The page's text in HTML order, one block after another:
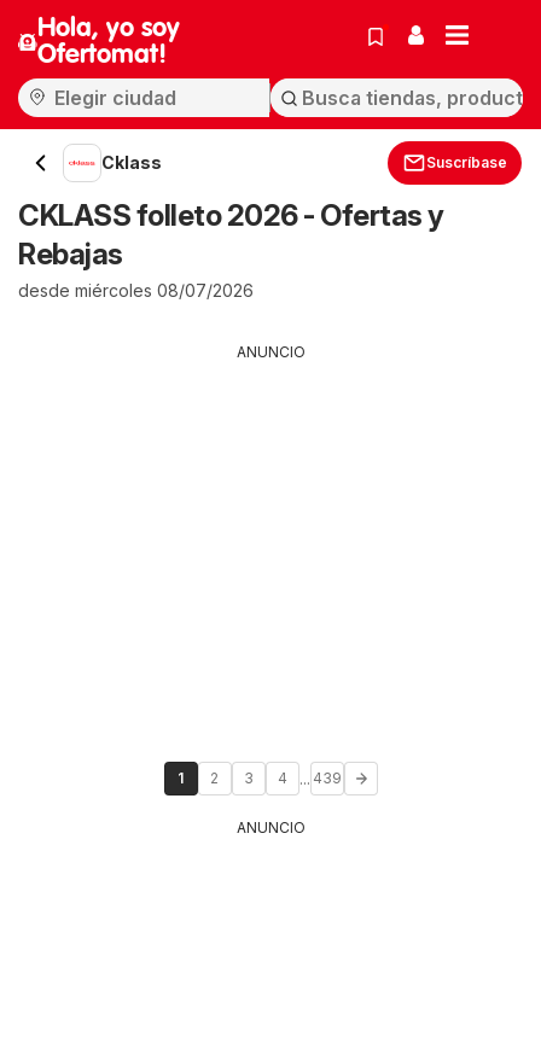
Hola, yo soy
Ofertomat!
Cklass Suscríbase
CKLASS folleto 2026 - Ofertas y
Rebajas
desde miércoles 08/07/2026
ANUNCIO
1 2 3 4 ... 439
ANUNCIO